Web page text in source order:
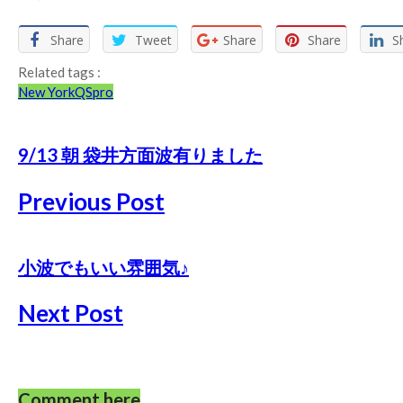
Share Tweet Share Share
Related tags :
New YorkQSpro
9/13 朝 袋井方面波有りました
Previous Post
小波でもいい雰囲気♪
Next Post